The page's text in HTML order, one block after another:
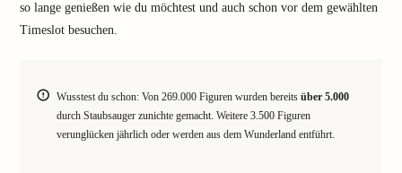
so lange genießen wie du möchtest und auch schon vor dem gewählten
Timeslot besuchen.
Wusstest du schon: Von 269.000 Figuren wurden bereits über 5.000
durch Staubsauger zunichte gemacht. Weitere 3.500 Figuren
verunglücken jährlich oder werden aus dem Wunderland entführt.